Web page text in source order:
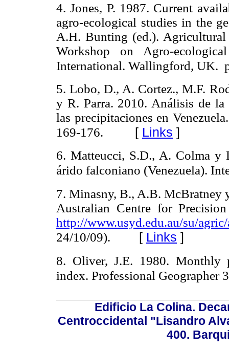
4. Jones, P. 1987. Current
agro-ecological studies in the
A.H. Bunting (ed.). Agricultural
Workshop on Agro-
International. Wallingford, UK.
5. Lobo, D., A. Cortez., M.F.
y R. Parra. 2010. Análisis de
las precipitaciones en
169-176.
[ Links ]
6. Matteucci, S.D., A. Colma y
árido falconiano (Venezuela).
7. Minasny, B., A.B. McBratney
Australian Centre for
http://www.usyd.edu.au/su/agric/
24/10/09). [ Links ]
8. Oliver, J.E. 1980. Monthly
index. Professional Geographer
Edificio La Colina.
Centroccidental "Lisandro
400.